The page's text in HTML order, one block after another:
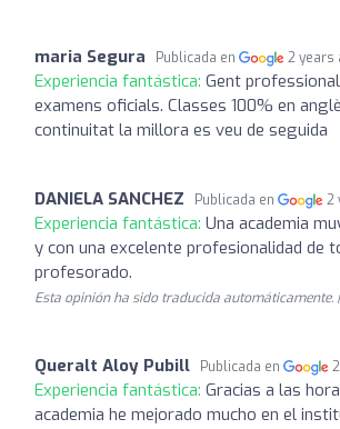
maria Segura Publicada en 2 years
Experiencia fantástica: Gent
examens oficials. Classes 100% en
continuitat la millora es veu de seguida
DANIELA SANCHEZ Publicada en 2
Experiencia fantástica: Una academia
y con una excelente profesionalidad de
profesorado.
Esta opinión ha sido traducida automáticamente. |
Queralt Aloy Pubill Publicada en
Experiencia fantástica: Gracias a las
academia he mejorado mucho en el